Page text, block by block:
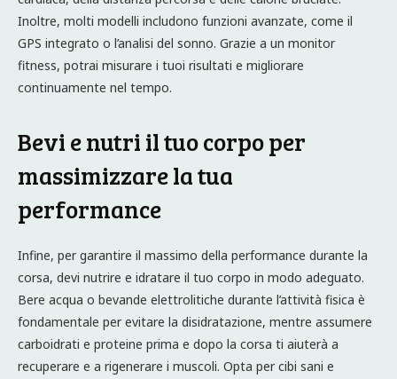
Inoltre, molti modelli includono funzioni avanzate, come il
GPS integrato o l’analisi del sonno. Grazie a un monitor
fitness, potrai misurare i tuoi risultati e migliorare
continuamente nel tempo.
Bevi e nutri il tuo corpo per
massimizzare la tua
performance
Infine, per garantire il massimo della performance durante la
corsa, devi nutrire e idratare il tuo corpo in modo adeguato.
Bere acqua o bevande elettrolitiche durante l’attività fisica è
fondamentale per evitare la disidratazione, mentre assumere
carboidrati e proteine prima e dopo la corsa ti aiuterà a
recuperare e a rigenerare i muscoli. Opta per cibi sani e